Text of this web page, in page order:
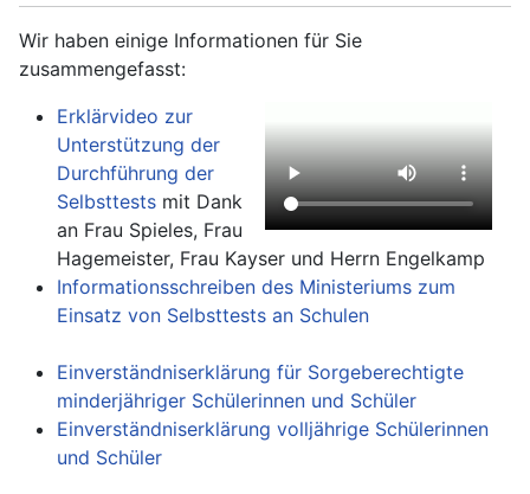
Wir haben einige Informationen für Sie
zusammengefasst:
Erklärvideo zur
Unterstützung der
Durchführung der
Selbsttests mit Dank
an Frau Spieles, Frau
Hagemeister, Frau Kayser und Herrn Engelkamp
Informationsschreiben des Ministeriums zum
Einsatz von Selbsttests an Schulen
Einverständniserklärung für Sorgeberechtigte
minderjähriger Schülerinnen und Schüler
Einverständniserklärung volljährige Schülerinnen
und Schüler